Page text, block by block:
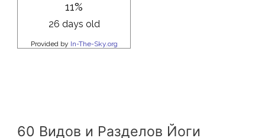
60 Видов и Разделов Йоги